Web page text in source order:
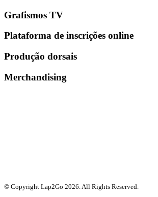
Grafismos TV
Plataforma de inscrições online
Produção dorsais
Merchandising
© Copyright Lap2Go 2026. All Rights Reserved.